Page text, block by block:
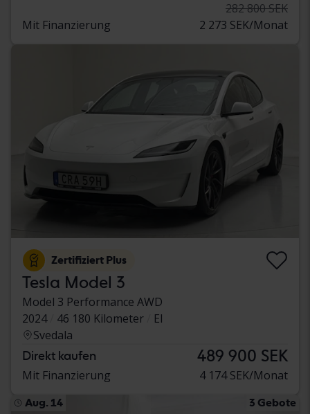
282 800 SEK
Mit Finanzierung
2 273 SEK/Monat
Zertifiziert Plus
Tesla Model 3
Model 3 Performance AWD
2024
46 180 Kilometer
El
Svedala
Direkt kaufen 489 900 SEK
Mit Finanzierung 4 174 SEK/Monat
Aug. 14 3 Gebote